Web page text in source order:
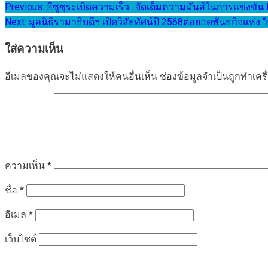
แนะแนว
เรื่อง
Previous: อีซูซุระเบิดความเร็ว…จัดเต็มความมันส์ในการแข่งขัน
Next: มูลนิธิรามาธิบดีฯ เปิดวิสัยทัศน์ปี 2568ต่อยอดพันธกิจแห่ง “
ใส่ความเห็น
อีเมลของคุณจะไม่แสดงให้คนอื่นเห็น ช่องข้อมูลจำเป็นถูกทำเค
ความเห็น *
ชื่อ *
อีเมล *
เว็บไซต์